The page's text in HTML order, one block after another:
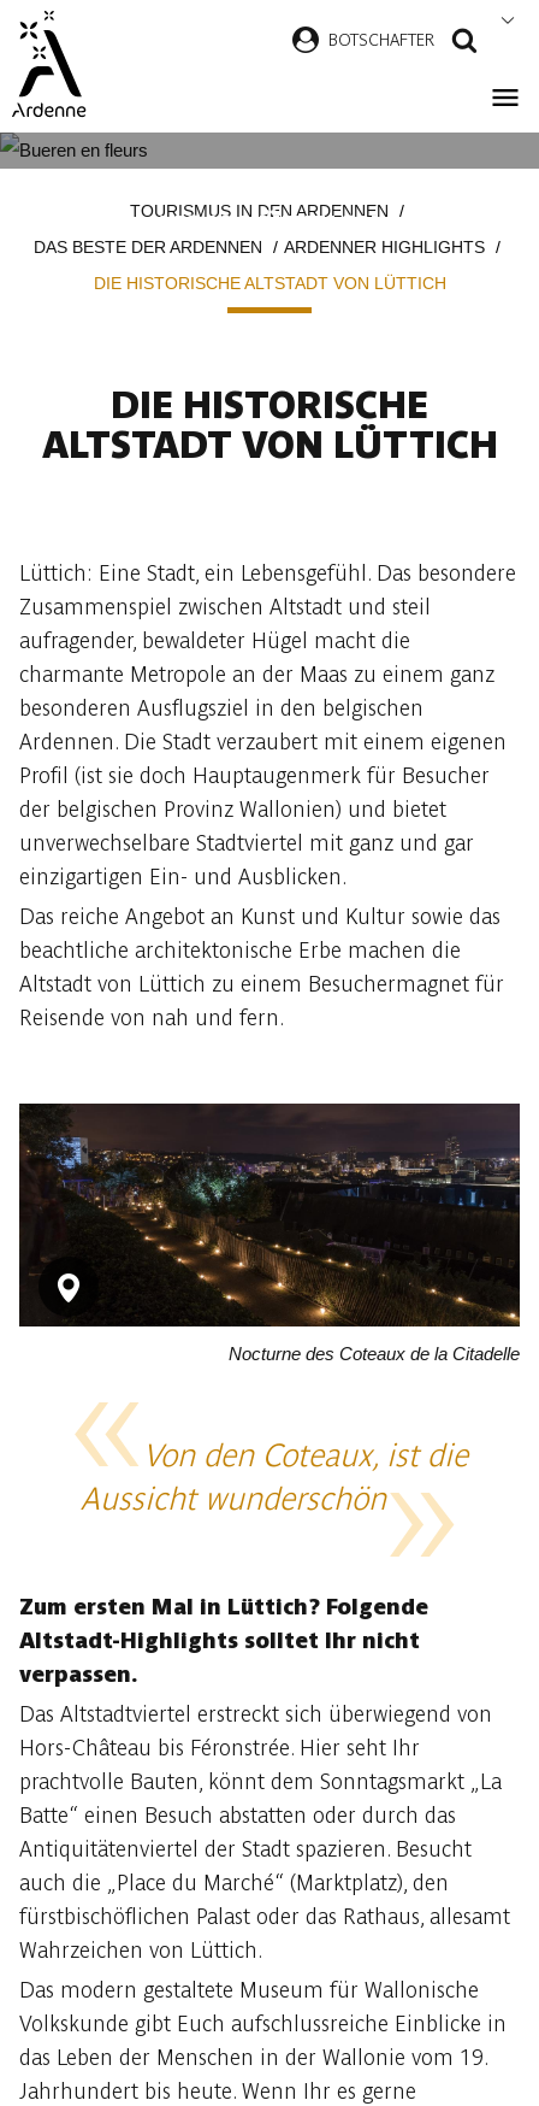
Direkt
zum
Inhalt
BOTSCHAFTER
VON LÜTTICH
TOURISMUS IN DEN ARDENNEN
DAS BESTE DER ARDENNEN
ARDENNER HIGHLIGHTS
DIE HISTORISCHE ALTSTADT VON LÜTTICH
DIE HISTORISCHE
ALTSTADT VON LÜTTICH
Lüttich: Eine Stadt, ein Lebensgefühl. Das besondere
Zusammenspiel zwischen Altstadt und steil
aufragender, bewaldeter Hügel macht die
charmante Metropole an der Maas zu einem ganz
besonderen Ausflugsziel in den belgischen
Ardennen. Die Stadt verzaubert mit einem eigenen
Profil (ist sie doch Hauptaugenmerk für Besucher
der belgischen Provinz Wallonien) und bietet
unverwechselbare Stadtviertel mit ganz und gar
einzigartigen Ein- und Ausblicken.
Das reiche Angebot an Kunst und Kultur sowie das
beachtliche architektonische Erbe machen die
Altstadt von Lüttich zu einem Besuchermagnet für
Reisende von nah und fern.
Nocturne des Coteaux de la Citadelle
Von den Coteaux, ist die
Aussicht wunderschön
Zum ersten Mal in Lüttich? Folgende
Altstadt-Highlights solltet Ihr nicht
verpassen.
Das Altstadtviertel erstreckt sich überwiegend von
Hors-Château bis Féronstrée. Hier seht Ihr
prachtvolle Bauten, könnt dem Sonntagsmarkt „La
Batte“ einen Besuch abstatten oder durch das
Antiquitätenviertel der Stadt spazieren. Besucht
auch die „Place du Marché“ (Marktplatz), den
fürstbischöflichen Palast oder das Rathaus, allesamt
Wahrzeichen von Lüttich.
Das modern gestaltete Museum für Wallonische
Volkskunde gibt Euch aufschlussreiche Einblicke in
das Leben der Menschen in der Wallonie vom 19.
Jahrhundert bis heute. Wenn Ihr es gerne